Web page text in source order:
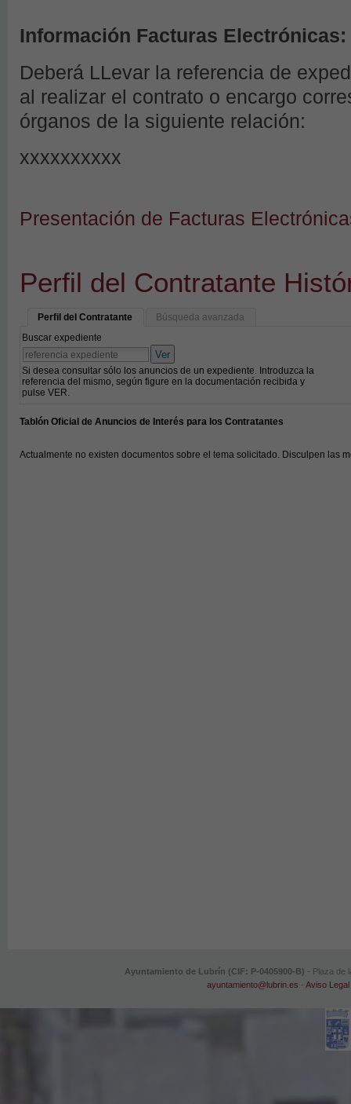
Información Facturas Electrónicas:
Deberá LLevar la referencia de
al realizar el contrato o encargo
órganos de la siguiente relación:
xxxxxxxxxx
Presentación de Facturas
Perfil del Contratante
Ayuntamiento de Lubrín (CIF: P-0405900-B) - Plaza de
ayuntamiento@lubrin.es - Aviso Legal